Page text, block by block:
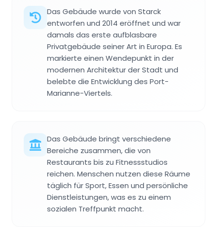
Das Gebäude wurde von Starck
entworfen und 2014 eröffnet und war
damals das erste aufblasbare
Privatgebäude seiner Art in Europa. Es
markierte einen Wendepunkt in der
modernen Architektur der Stadt und
belebte die Entwicklung des Port-
Marianne-Viertels.
Das Gebäude bringt verschiedene
Bereiche zusammen, die von
Restaurants bis zu Fitnessstudios
reichen. Menschen nutzen diese Räume
täglich für Sport, Essen und persönliche
Dienstleistungen, was es zu einem
sozialen Treffpunkt macht.